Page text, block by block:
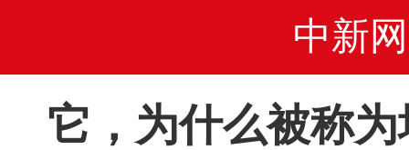
中新网
它，为什么被称